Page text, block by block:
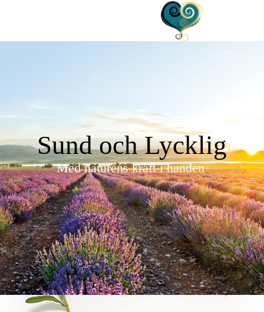
Sund och Lycklig
Med naturens kraft i handen